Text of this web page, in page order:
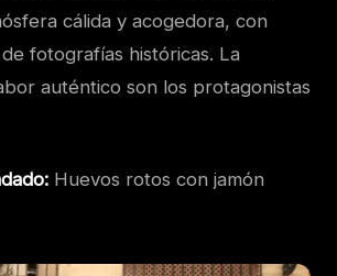
cálida y acogedora, con
fotografías históricas. La
auténtico son los protagonistas
Huevos rotos con jamón